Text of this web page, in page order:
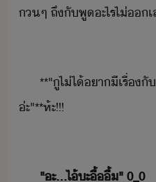
​ๆ​ ​ถึั​พู​ะไร​ไ่​​
**​"​ู​ไ่ไ้​า​ีเรื่
่ะ​"​**ห​้ะ​!​!​!
​"​ะ​...​ไ้​ะ​ื้ื​้​"​ ​0_0